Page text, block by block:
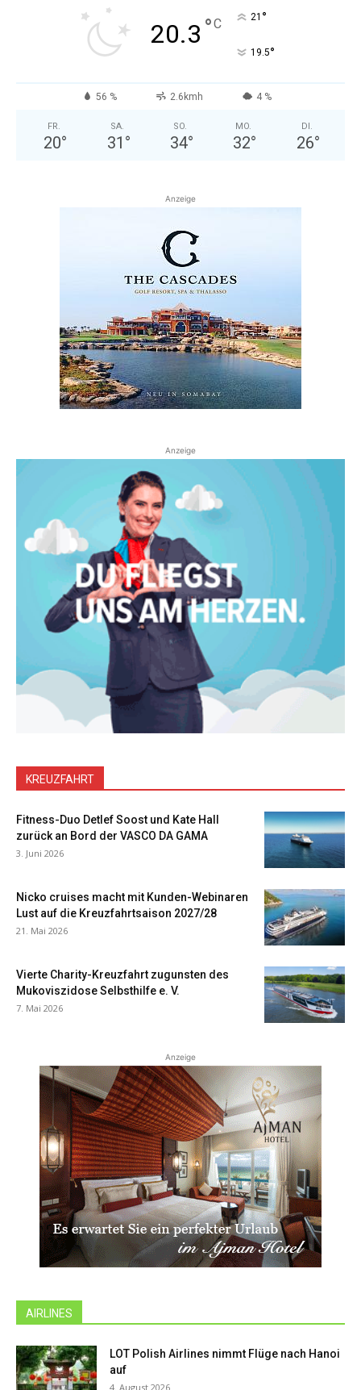
20.3 °C 21 °
19.5°
56 % 2.6kmh 4 %
FR.
20°
SA.
31 °
SO.
34°
MO.
32°
DI.
26°
Anzeige
Anzeige
KREUZFAHRT
Fitness-Duo Detlef Soost und Kate Hall
zurück an Bord der VASCO DA GAMA
3. Juni 2026
Nicko cruises macht mit Kunden-Webinaren
Lust auf die Kreuzfahrtsaison 2027/28
21. Mai 2026
Vierte Charity-Kreuzfahrt zugunsten des
Mukoviszidose Selbsthilfe e. V.
7. Mai 2026
Anzeige
AIRLINES
LOT Polish Airlines nimmt Flüge nach Hanoi
auf
4. August 2026